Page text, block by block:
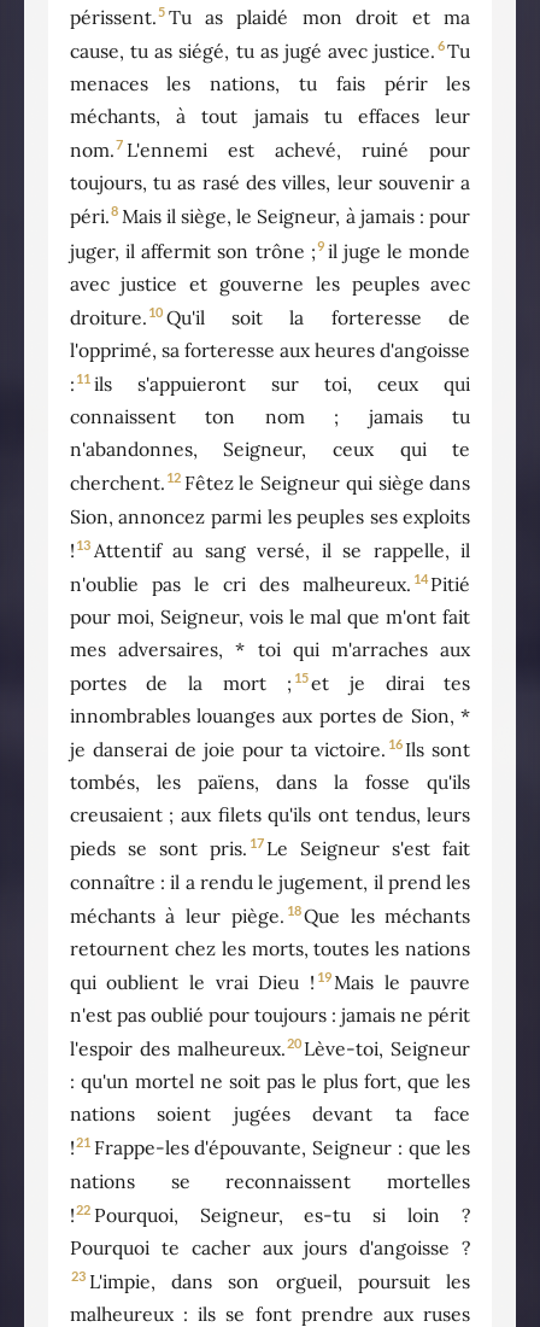
périssent.5 Tu as plaidé mon droit et ma
cause, tu as siégé, tu as jugé avec justice. 6Tu
menaces les nations, tu fais périr les
méchants, à tout jamais tu effaces leur
nom.7 L'ennemi est achevé, ruiné pour
toujours, tu as rasé des villes, leur souvenir a
péri.8 Mais il siège, le Seigneur, à jamais : pour
juger, il affermit son trône ;9 il juge le monde
avec justice et gouverne les peuples avec
droiture. 10 Qu'il soit la forteresse de
l'opprimé, sa forteresse aux heures d'angoisse
: 11 ils s'appuieront sur toi, ceux qui
connaissent ton nom ; jamais tu
n'abandonnes, Seigneur, ceux qui te
cherchent. 12 Fêtez le Seigneur qui siège dans
Sion, annoncez parmi les peuples ses exploits
! 13 Attentif au sang versé, il se rappelle, il
n'oublie pas le cri des malheureux. 14 Pitié
pour moi, Seigneur, vois le mal que m'ont fait
mes adversaires, * toi qui m'arraches aux
portes de la mort ; 15et je dirai tes
innombrables louanges aux portes de Sion, *
je danserai de joie pour ta victoire. 16 Ils sont
tombés, les païens, dans la fosse qu'ils
creusaient ; aux filets qu'ils ont tendus, leurs
pieds se sont pris. 17 Le Seigneur s'est fait
connaître : il a rendu le jugement, il prend les
méchants à leur piège. 18Que les méchants
retournent chez les morts, toutes les nations
qui oublient le vrai Dieu ! 19Mais le pauvre
n'est pas oublié pour toujours : jamais ne périt
l'espoir des malheureux.20 Lève-toi, Seigneur
: qu'un mortel ne soit pas le plus fort, que les
nations soient jugées devant ta face
!21 Frappe-les d'épouvante, Seigneur : que les
nations se reconnaissent mortelles
!22 Pourquoi, Seigneur, es-tu si loin ?
Pourquoi te cacher aux jours d'angoisse ?
23 L'impie, dans son orgueil, poursuit les
malheureux : ils se font prendre aux ruses